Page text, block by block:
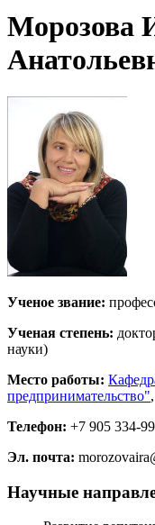
Морозова
Ученое звание:
Ученая степень:
науки)
Место работы:
предпринимательство"
Телефон: +7 905 334-
Эл. почта:
Научные